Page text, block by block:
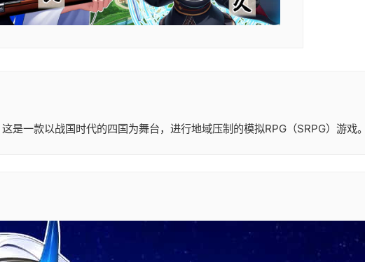
是一款以战国时代的四国为舞台，进行地域压制的模拟RPG（SRPG）游戏